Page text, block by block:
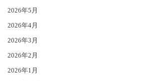
2026年5月
2026年4月
2026年3月
2026年2月
2026年1月